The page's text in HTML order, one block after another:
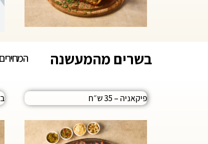
בשרים מהמעשנה המחירים ל
פיקאניה – 35 ש״ח